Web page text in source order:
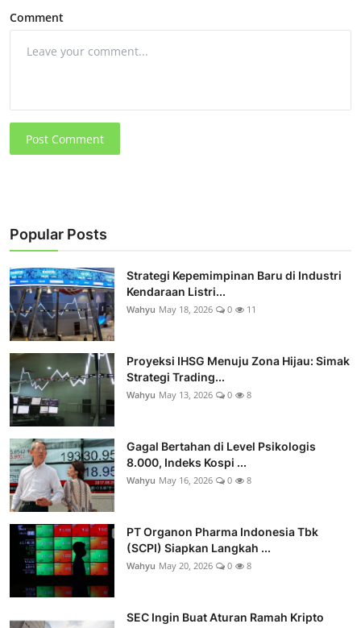
Comment
Post Comment
Popular Posts
Strategi Kepemimpinan Baru di Industri
Kendaraan Listri...
Wahyu May 18, 2026 0 11
Proyeksi IHSG Menuju Zona Hijau: Simak
Strategi Trading...
Wahyu May 13, 2026 0 8
Gagal Bertahan di Level Psikologis
8.000, Indeks Kospi ...
Wahyu May 16, 2026 0 8
PT Organon Pharma Indonesia Tbk
(SCPI) Siapkan Langkah ...
Wahyu May 20, 2026 0 8
SEC Ingin Buat Aturan Ramah Kripto